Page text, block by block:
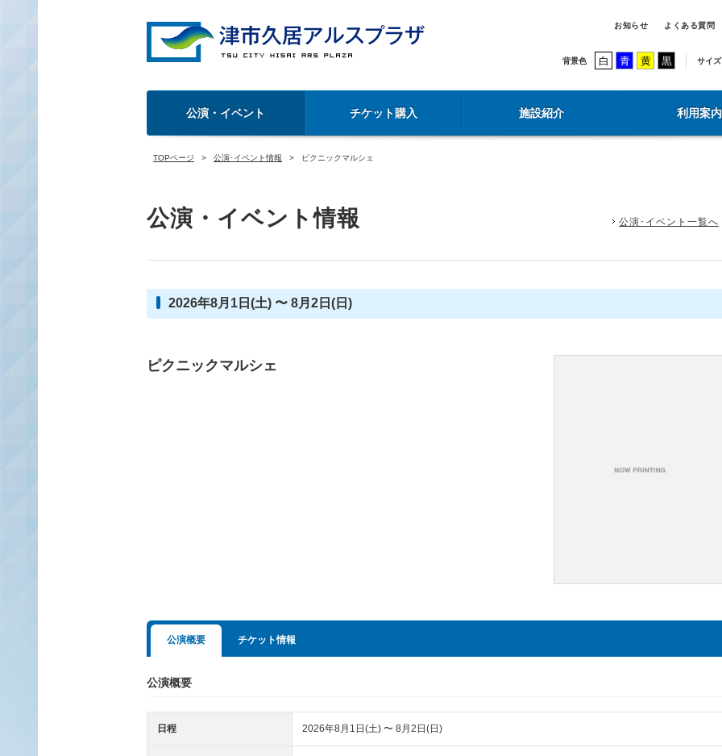
お知らせ よくある質問
背景色 白 青 黄 黒 サイズ
公演・イベント チケット購入 施設紹介 利用案内
TOPページ 公演･イベント情報 ピクニックマルシェ
公演・イベント情報 公演･イベント一覧へ
2026年8月1日(土) 〜 8月2日(日)
ピクニックマルシェ
公演概要 チケット情報
公演概要
日程 2026年8月1日(土) 〜 8月2日(日)